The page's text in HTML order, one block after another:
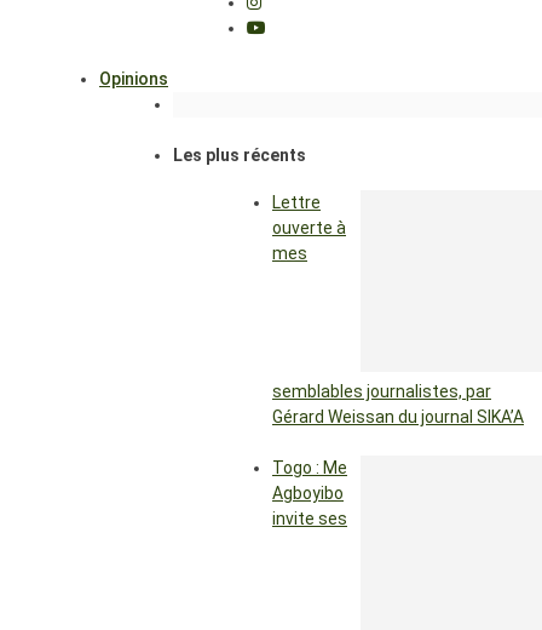
Opinions
Les plus récents
Lettre
ouverte à
mes
semblables journalistes, par
Gérard Weissan du journal SIKA’A
Togo : Me
Agboyibo
invite ses